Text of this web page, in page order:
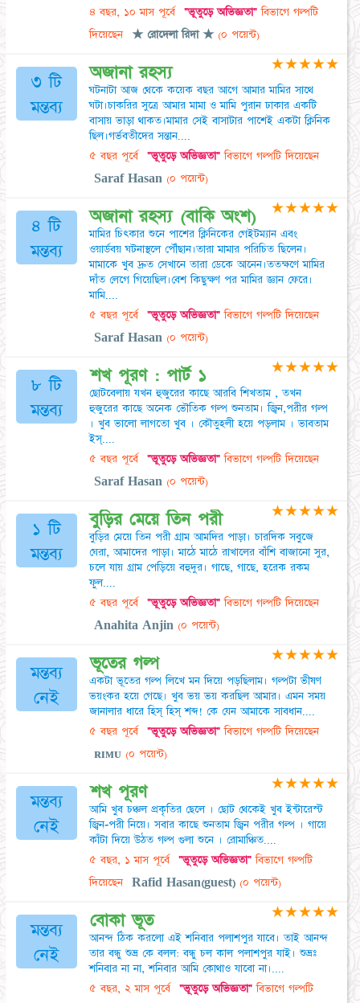
৪ বছর, ১০ মাস পূর্বে "ভূতুড়ে অভিজ্ঞতা"বিভাগে গল্পটি
দিয়েছেন
★ রোদেলা রিদা ‎★(০ পয়েন্ট)
৩ টি
মন্তব্য
অজানা রহস্য
ঘটনাটা আজ থেকে কয়েক বছর আগে আমার মামির সাথে
ঘটা।চাকরির সুত্রে আমার মামা ও মামি পুরান ঢাকার একটি
বাসায় ভাড়া থাকত।মামার সেই বাসাটার পাশেই একটা ক্লিনিক
ছিল।গর্ভবতীদের সন্তান....
৫ বছর পূর্বে "ভূতুড়ে অভিজ্ঞতা"বিভাগে গল্পটি দিয়েছেন
Saraf Hasan(০ পয়েন্ট)
★★★★★
৪ টি
মন্তব্য
অজানা রহস্য (বাকি অংশ)
মামির চিৎকার শুনে পাশের ক্লিনিকের গেইটম্যান এবং
ওয়ার্ডবয় ঘটনাস্থলে পৌঁছান।তারা মামার পরিচিত ছিলেন।
মামাকে খুব দ্রুত সেখানে তারা ডেকে আনেন।ততক্ষণে মামির
দাঁত লেগে গিয়েছিল।বেশ কিছুক্ষণ পর মামির জ্ঞান ফেরে।
মামি....
৫ বছর পূর্বে "ভূতুড়ে অভিজ্ঞতা"বিভাগে গল্পটি দিয়েছেন
Saraf Hasan(০ পয়েন্ট)
★★★★★
৮ টি
মন্তব্য
শখ পূরণ : পার্ট ১
ছোটবেলায় যখন হুজুরের কাছে আরবি শিখতাম , তখন
হুজুরের কাছে অনেক ভৌতিক গল্প শুনতাম। জ্বিন,পরীর গল্প
। খুব ভালো লাগতো খুব । কৌতুহলী হয়ে পড়লাম । ভাবতাম
ইস্....
৫ বছর পূর্বে "ভূতুড়ে অভিজ্ঞতা"বিভাগে গল্পটি দিয়েছেন
Saraf Hasan(০ পয়েন্ট)
★★★★★
১ টি
মন্তব্য
বুড়ির মেয়ে তিন পরী
বুড়ির মেয়ে তিন পরী গ্রাম আমদির পাড়া। চারদিক সবুজে
ঘেরা, আমাদের পাড়া। মাঠে মাঠে রাখালের বাঁশি বাজানো সুর,
চলে যায় গ্রাম পেড়িয়ে বহুদুর। গাছে, গাছে, হরেক রকম
ফুল....
৫ বছর পূর্বে "ভূতুড়ে অভিজ্ঞতা"বিভাগে গল্পটি দিয়েছেন
Anahita Anjin (০ পয়েন্ট)
★★★★★
মন্তব্য
নেই
ভূতের গল্প
একটা ভূতের গল্প লিখে মন দিয়ে পড়ছিলাম। গল্পটা ভীষণ
ভয়ংকর হয়ে গেছে। খুব ভয় ভয় করছিল আমার। এমন সময়
জানালার ধারে হিস্ হিস্ শব্দ! কে যেন আমাকে সাবধান....
৫ বছর পূর্বে "ভূতুড়ে অভিজ্ঞতা"বিভাগে গল্পটি দিয়েছেন
ʀɪᴍᴜ (০ পয়েন্ট)
★★★★★
মন্তব্য
নেই
শখ পূরণ
আমি খুব চঞ্চল প্রকৃতির ছেলে । ছোট থেকেই খুব ইন্টারেস্ট
জ্বিন-পরী নিয়ে। সবার কাছে শুনতাম জ্বিন পরীর গল্প । গায়ে
কাঁটা দিয়ে উঠত গল্প গুলা শুনে । রোমাঞ্চিত....
৫ বছর, ১ মাস পূর্বে "ভূতুড়ে অভিজ্ঞতা"বিভাগে গল্পটি
দিয়েছেন
Rafid Hasan(guest)(০ পয়েন্ট)
★★★★★
মন্তব্য
নেই
বোকা ভূত
আনন্দ ঠিক করলো এই শনিবার পলাশপুর যাবে। তাই আনন্দ
তার বন্ধু শুভ্র কে বলল: বন্ধু চল কাল পলাশপুর যাই। শুভ্রঃ
শনিবার না না, শনিবার আমি কোথাও যাবো না।....
৫ বছর, ২ মাস পূর্বে "ভূতুড়ে অভিজ্ঞতা"বিভাগে গল্পটি
★★★★★